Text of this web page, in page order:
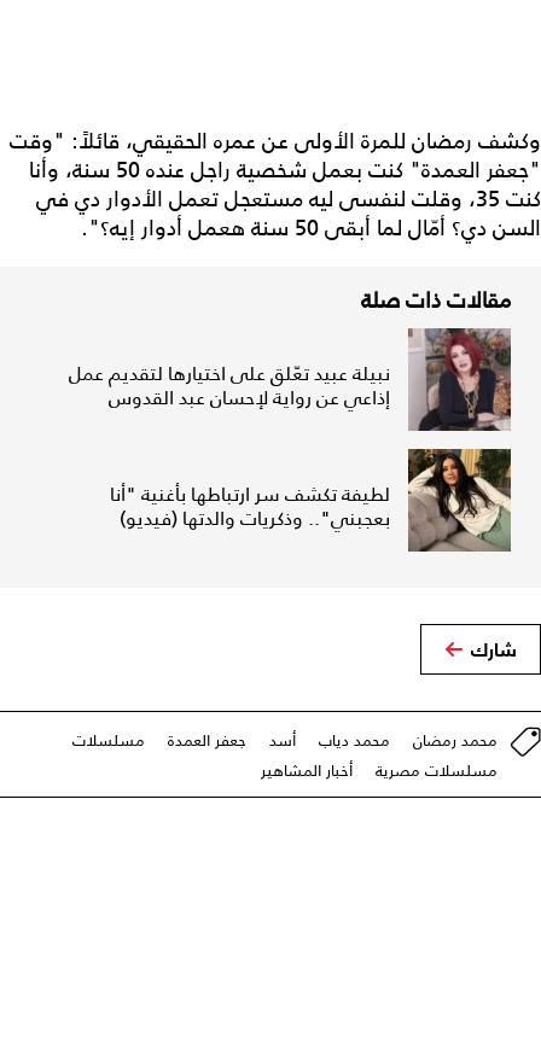
وكشف رمضان للمرة الأولى عن عمره الحقيقي، قائلاً: "وقت
"جعفر العمدة" كنت بعمل شخصية راجل عنده 50 سنة، وأنا
كنت 35، وقلت لنفسى ليه مستعجل تعمل الأدوار دي في
السن دي؟ أمّال لما أبقى 50 سنة هعمل أدوار إيه؟".
مقالات ذات صلة
نبيلة عبيد تعّلق على اختيارها لتقديم عمل
إذاعي عن رواية لإحسان عبد القدوس
لطيفة تكشف سر ارتباطها بأغنية "أنا
بعجبني".. وذكريات والدتها (فيديو)
شارك
محمد رمضان محمد دياب أسد جعفر العمدة
مسلسلات
مسلسلات مصرية
أخبار المشاهير